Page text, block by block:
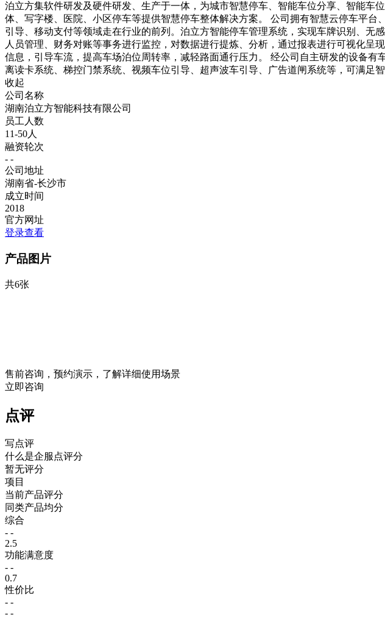
泊立方集软件研发及硬件研发、生产于一体，为城市智慧停车、智能车位分享、智能
体、写字楼、医院、小区停车等提供智慧停车整体解决方案。 公司拥有智慧云停车平
引导、移动支付等领域走在行业的前列。泊立方智能停车管理系统，实现车牌识别、无
人员管理、财务对账等事务进行监控，对数据进行提炼、分析，通过报表进行可视化
信息，引导车流，提高车场泊位周转率，减轻路面通行压力。 经公司自主研发的设备
离读卡系统、梯控门禁系统、视频车位引导、超声波车引导、广告道闸系统等，可满足
收起
公司名称
湖南泊立方智能科技有限公司
员工人数
11-50人
融资轮次
- -
公司地址
湖南省-长沙市
成立时间
2018
官方网址
登录查看
产品图片
共6张
售前咨询，预约演示，了解详细使用场景
立即咨询
点评
写点评
什么是企服点评分
暂无评分
项目
当前产品评分
同类产品均分
综合
- -
2.5
功能满意度
- -
0.7
性价比
- -
- -